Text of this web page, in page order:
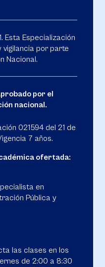
Esta Especialización
por parte
Nacional.
por el
nacional.
021594 del 21 de
7 años.
ofertada:
en
Pública y
las clases en los
de 2:00 a 8:30